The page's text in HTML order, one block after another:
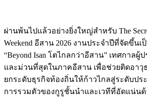
ผ่านพ้นไปแล้วอย่างยิ่งใหญ่สำหรับ The
Weekend อีสาน 2026 งานประจำปีที่จัดขึ้น
“Beyond Isan โตไกลกว่าอีสาน” เทศกาล
และม่วนที่สุดในภาคอีสาน เพื่อช่วยติดอาวุ
ยกระดับธุรกิจท้องถิ่นให้ก้าวไกลสู่ระดับปร
การรวมตัวของกูรูชั้นนำและเวทีที่อัดแน่นด้